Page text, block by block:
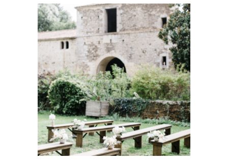
Banc Rustique Bois – Pieds
Pliants
15,00€